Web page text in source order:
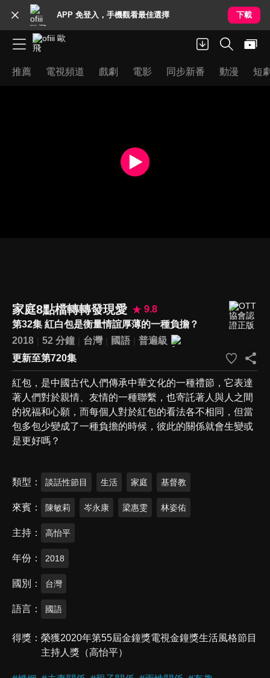
APP 免登入，手機觀看最佳選擇 下載
推薦 電視頻道 戲劇 電影 同步新番 動漫 短
家庭8點檔轉轉發現愛
9.8
第32集 紅白包是衡量情誼厚薄的一種負擔？
2018
52 分鐘 台灣 國語
普遍級
更新至第720集
紅包，是中國古代人們傳承中華文化的一種禮節，它表達
著人們對於親情、友情的一種聯繫，也寄託著人與人之間
的祝福和心願，而每個人對於紅包的看法各不相同，但當
包多包少變成了一種負擔的時候，彼此的關係就會生變或
是更好嗎？
類型 談話性節目 生活 家庭 基督教
來賓 陳敏莉 岑永康 梁惠雯 林姿佑
主持 高怡平
年份 2018
國別 台灣
語言 國語
得獎
榮獲2020年第55屆金鐘獎電視金鐘獎生活風格節目
主持人獎（高怡平）